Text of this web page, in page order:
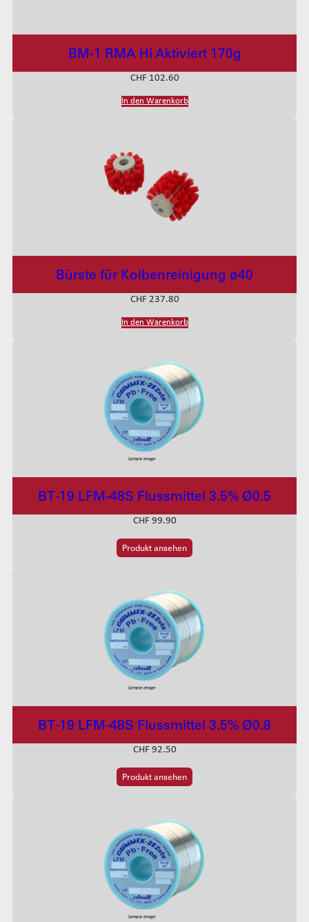
BM-1 RMA Hi Aktiviert 170g
CHF102.60
In den Warenkorb
Bürste für Kolbenreinigung ø40
CHF237.80
In den Warenkorb
BT-19 LFM-48S Flussmittel 3.5% Ø0.5
CHF99.90
Produkt ansehen
BT-19 LFM-48S Flussmittel 3.5% Ø0.8
CHF92.50
Produkt ansehen